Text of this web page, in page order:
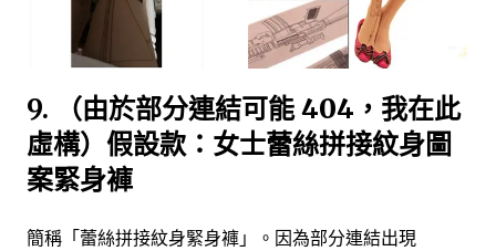
9.
（由於部分連結可能 404，我在此
虛構）假設款：女士蕾絲拼接紋身圖
案緊身褲
簡稱「蕾絲拼接紋身緊身褲」。因為部分連結出現